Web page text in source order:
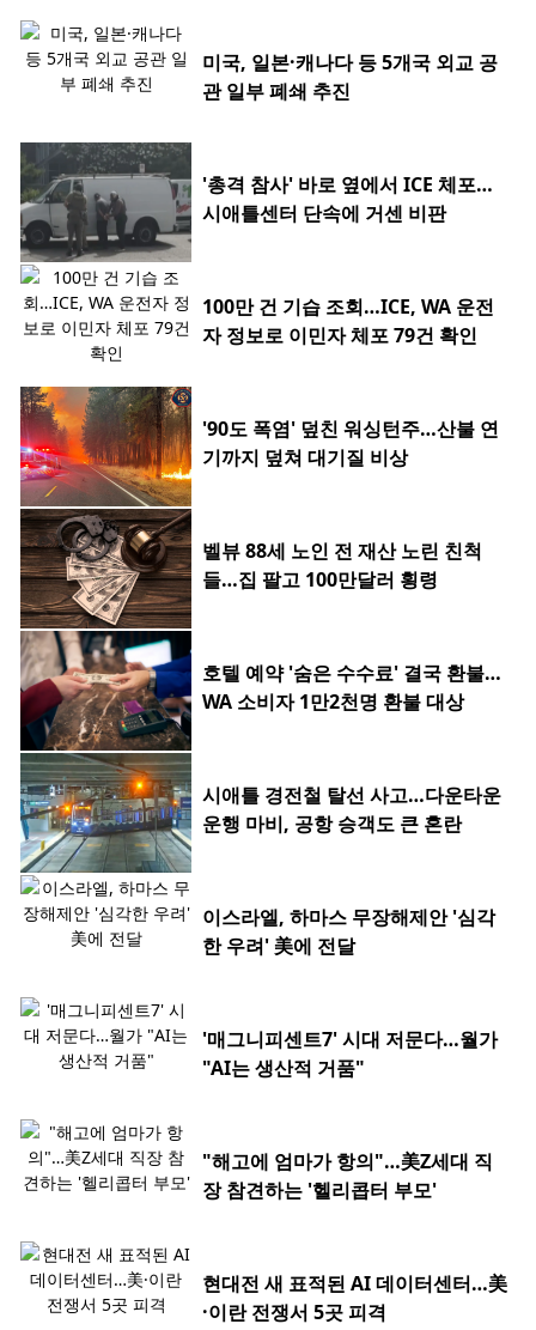
미국, 일본·캐나다 등 5개국 외교 공
관 일부 폐쇄 추진
'총격 참사' 바로 옆에서 ICE 체포…
시애틀센터 단속에 거센 비판
100만 건 기습 조회…ICE, WA 운전
자 정보로 이민자 체포 79건 확인
'90도 폭염' 덮친 워싱턴주…산불 연
기까지 덮쳐 대기질 비상
벨뷰 88세 노인 전 재산 노린 친척
들…집 팔고 100만달러 횡령
호텔 예약 '숨은 수수료' 결국 환불…
WA 소비자 1만2천명 환불 대상
시애틀 경전철 탈선 사고…다운타운
운행 마비, 공항 승객도 큰 혼란
이스라엘, 하마스 무장해제안 '심각
한 우려' 美에 전달
'매그니피센트7' 시대 저문다…월가
"AI는 생산적 거품"
"해고에 엄마가 항의"…美Z세대 직
장 참견하는 '헬리콥터 부모'
현대전 새 표적된 AI 데이터센터…美
·이란 전쟁서 5곳 피격